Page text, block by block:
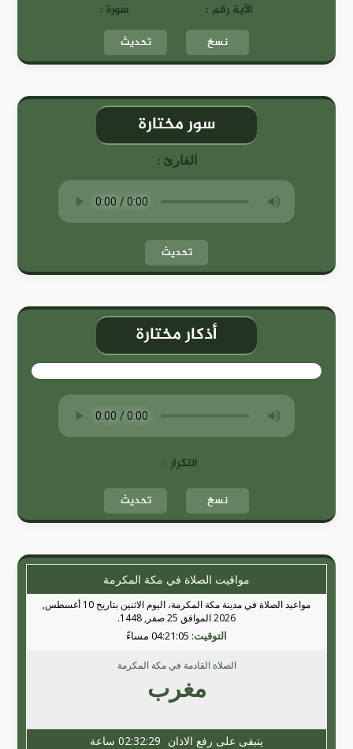
الآية رقم : سورة :
نسخ تحديث
سور مختارة
القارئ :
تحديث
أذكار مختارة
التكرار :
نسخ تحديث